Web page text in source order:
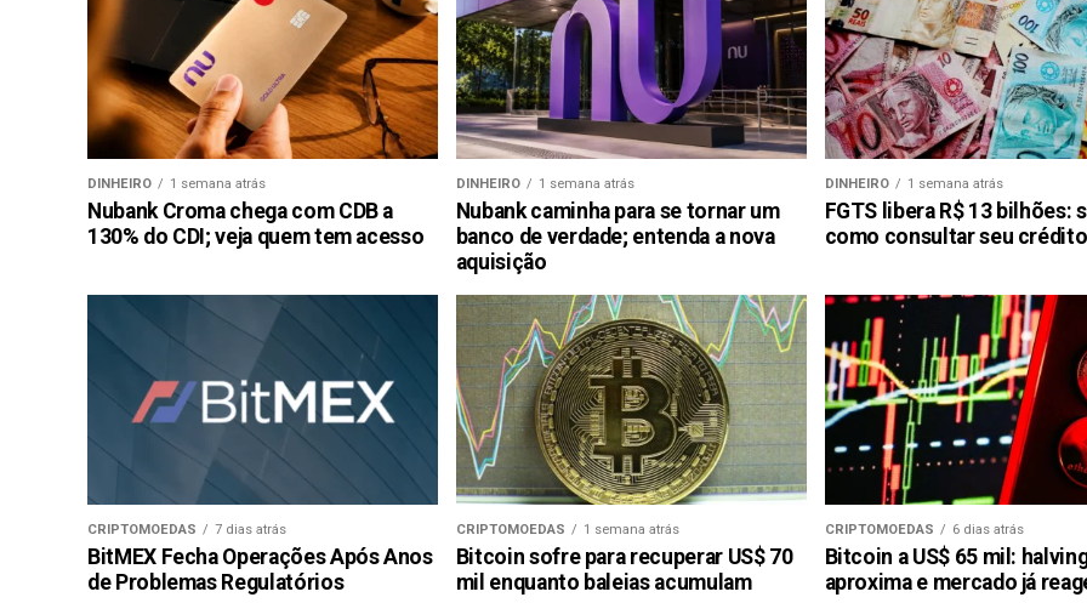
DINHEIRO 1 semana atrás
Nubank Croma chega com CDB a
130% do CDI; veja quem tem acesso
DINHEIRO 1 semana atrás
Nubank caminha para se tornar um
banco de verdade; entenda a nova
aquisição
DINHEIRO 1 semana atrás
FGTS libera R$ 13 bilhões:
como consultar seu
CRIPTOMOEDAS 7 dias atrás
BitMEX Fecha Operações Após Anos
de Problemas Regulatórios
CRIPTOMOEDAS 1 semana atrás
Bitcoin sofre para recuperar US$ 70
mil enquanto baleias acumulam
CRIPTOMOEDAS 6 dias atrás
Bitcoin a US$ 65 mil:
aproxima e mercado já